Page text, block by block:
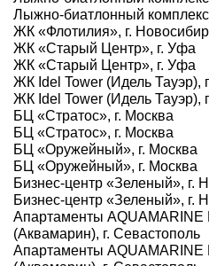
Лыжно-биатлонный
ЖК «Флотилия», г.
ЖК «Старый Центр», г. Уфа
ЖК «Старый Центр», г. Уфа
ЖК Idel Tower (Идель Тауэр),
ЖК Idel Tower (Идель Тауэр),
БЦ «Стратос», г. Москва
БЦ «Стратос», г. Москва
БЦ «Оружейный», г. Москва
БЦ «Оружейный», г. Москва
Бизнес-центр «Зеленый», г.
Бизнес-центр «Зеленый», г.
Апартаменты AQUAMARINE
(Аквамарин), г. Севастополь
Апартаменты AQUAMARINE